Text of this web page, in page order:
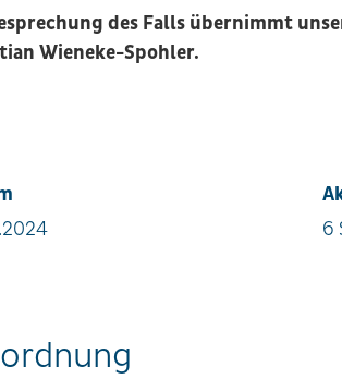
des Falls übernimmt
Wieneke-Spohler.
6